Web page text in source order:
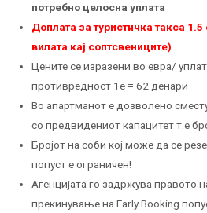
потребно целосна уплата
Доплата за туристичка такса
вилата кај соптсвениците)
Цените се изразени во евра/
противредност 1е = 62 денари
Во апартманот е дозволено
со предвидениот капацитет т.е
Бројот на соби кој може да се
попуст е ограничен!
Агенцијата го задржува правото
прекинување на Early Booking